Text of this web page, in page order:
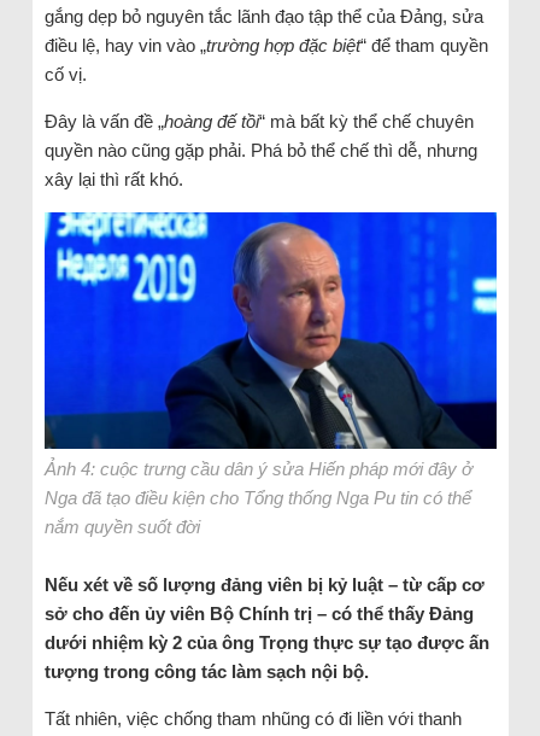
gắng dẹp bỏ nguyên tắc lãnh đạo tập thể của Đảng, sửa
điều lệ, hay vin vào „trường hợp đặc biệt“ để tham quyền
cố vị.
Đây là vấn đề „hoàng đế tồi“ mà bất kỳ thể chế chuyên
quyền nào cũng gặp phải. Phá bỏ thể chế thì dễ, nhưng
xây lại thì rất khó.
Ảnh 4: cuộc trưng cầu dân ý sửa Hiến pháp mới đây ở
Nga đã tạo điều kiện cho Tổng thống Nga Pu tin có thể
nắm quyền suốt đời
Nếu xét về số lượng đảng viên bị kỷ luật – từ cấp cơ
sở cho đến ủy viên Bộ Chính trị – có thể thấy Đảng
dưới nhiệm kỳ 2 của ông Trọng thực sự tạo được ấn
tượng trong công tác làm sạch nội bộ.
Tất nhiên, việc chống tham nhũng có đi liền với thanh